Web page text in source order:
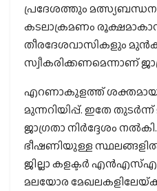
പ്രദേശത്തും
കടലാക്രമണം
തീരദേശവാസികളും
സ്വീകരിക്കണമെന്നാണ്
എറണാകുളത്ത് ശക്തമായ
മുന്നറിയിപ്പ്. ഇതേ
ജാഗ്രതാ നിർദ്ദേശം നൽകി.
ഭീഷണിയുള്ള
ജില്ലാ കളക്ടർ
മലയോര